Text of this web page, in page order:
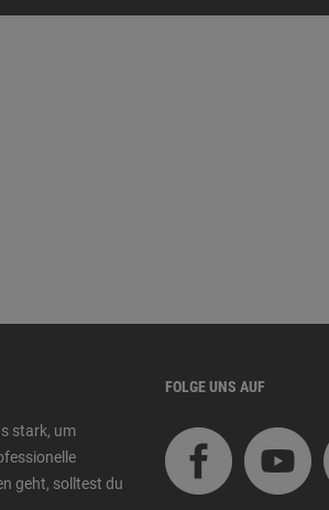
stark, um
geht, solltest du
FOLGE UNS AUF